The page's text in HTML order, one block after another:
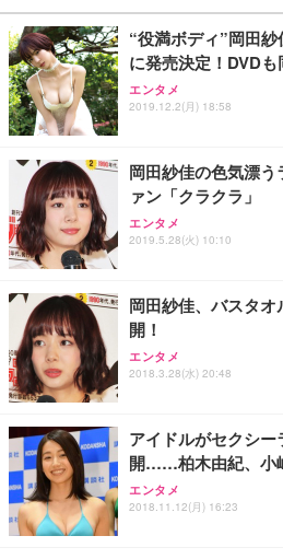
￥27,999
Sezlife オフィスチェア
ワーク チェア 強化バッ
能 人間工学 椅子 腰サ
務用 おしゃれ パソコ
Sezlife オフィスチェア
ワーク チェア 強化バッ
能 人間工学 椅子 腰サ
務用 おしゃれ パソコ
ANDWINT オフィスチ
ッシュ 通気性 ランバー
ス圧無段階昇降 360度
￥109,572
【純正品】27"ゲーミン
フック付き（CFI-ZDM1J
【整備済み品】Dell
ー フルHD（
ort/VGA スピーカー内
【MiniLED/24.5inch/
HOOTER Gaming
グモニター QD 24.5イ
￥3,234
ネオ・ルーライフ ネオ
り 単品
Smart Basic(スマート
限定】 Smart Basic ア
超厚型 お徳用 ワイド
アイリスオーヤマ ペッ
ュラー 200枚入【
“役満ボディ”岡田
に発売決定！DVD
エンタメ
2019.12.2(月) 18:58
岡田紗佳の色気漂
ァン「クラクラ」
エンタメ
2019.5.28(火) 10:10
岡田紗佳、バスタ
開！
エンタメ
2018.3.28(水) 20:48
アイドルがセクシ
開……柏木由紀、小
エンタメ
2018.11.12(月) 16:23